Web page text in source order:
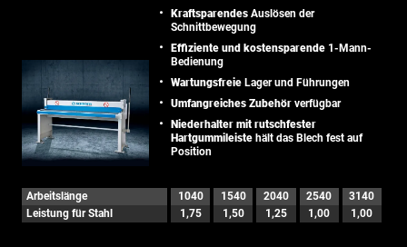
Kraftsparendes Auslösen der
Schnittbewegung
Effiziente und kostensparende 1-Mann-
Bedienung
Wartungsfreie Lager und Führungen
Umfangreiches Zubehör verfügbar
Niederhalter mit rutschfester
Hartgummileiste hält das Blech fest auf
Position
Arbeitslänge 1040 1540 2040 2540
3140
Leistung für Stahl
1,75 1,50 1,25 1,00 1,00